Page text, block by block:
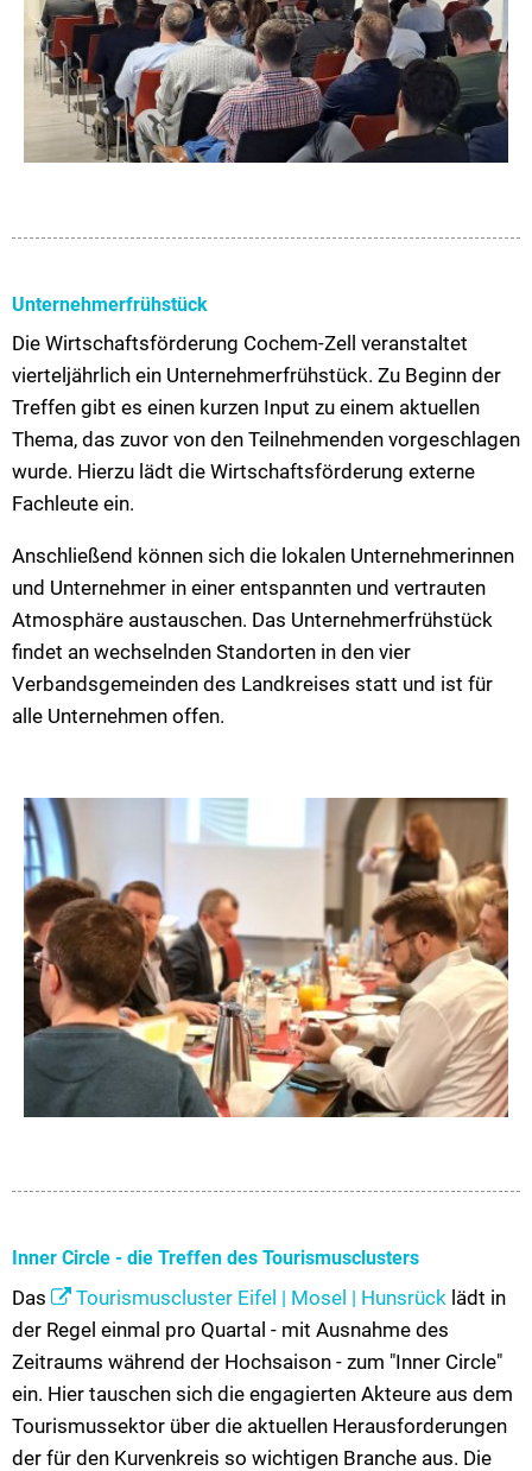
Unternehmerfrühstück
Die Wirtschaftsförderung Cochem-Zell veranstaltet
vierteljährlich ein Unternehmerfrühstück. Zu Beginn der
Treffen gibt es einen kurzen Input zu einem aktuellen
Thema, das zuvor von den Teilnehmenden vorgeschlagen
wurde. Hierzu lädt die Wirtschaftsförderung externe
Fachleute ein.
Anschließend können sich die lokalen Unternehmerinnen
und Unternehmer in einer entspannten und vertrauten
Atmosphäre austauschen. Das Unternehmerfrühstück
findet an wechselnden Standorten in den vier
Verbandsgemeinden des Landkreises statt und ist für
alle Unternehmen offen.
Inner Circle - die Treffen des Tourismusclusters
Das Tourismuscluster Eifel | Mosel | Hunsrück lädt in
der Regel einmal pro Quartal - mit Ausnahme des
Zeitraums während der Hochsaison - zum "Inner Circle"
ein. Hier tauschen sich die engagierten Akteure aus dem
Tourismussektor über die aktuellen Herausforderungen
der für den Kurvenkreis so wichtigen Branche aus. Die